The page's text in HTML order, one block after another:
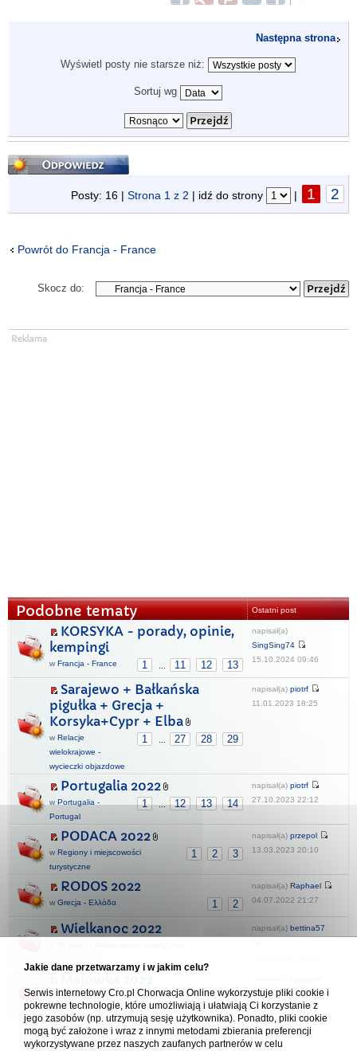
Następna strona
Wyświetl posty nie starsze niż:
Sortuj wg
Odpowiedz
Posty: 16 | Strona 1 z 2 | idź do strony | 1 2
Powrót do Francja - France
Skocz do:
Podobne tematy Ostatni post
KORSYKA - porady, opinie,
kempingi
1 11 12 13
w Francja - France
napisał(a)
SingSing74
15.10.2024 09:46
Sarajewo + Bałkańska
pigułka + Grecja +
Korsyka+Cypr + Elba
1 27 28 29
w Relacje
wielokrajowe -
wycieczki objazdowe
napisał(a) piotrf
11.01.2023 18:25
Portugalia 2022
1 ... 12 13 14
w Portugalia -
Portugal
napisał(a) piotrf
27.10.2023 22:12
PODACA 2022
1 2 3
w Regiony i miejscowości
turystyczne
napisał(a) przepol
13.03.2023 20:10
RODOS 2022
1 2
w Grecja - Ελλάδα
napisał(a) Raphael
04.07.2022 21:27
Wielkanoc 2022 napisał(a) bettina57
1 2
wRegiony i miejscowości turystyczne
19.05.2022 15:14
Jakie dane przetwarzamy i w jakim celu?
Serwis internetowy Cro.pl Chorwacja Online wykorzystuje pliki cookie i
pokrewne technologie, które umożliwiają i ułatwiają Ci korzystanie z
jego zasobów (np. utrzymują sesję użytkownika). Ponadto, pliki cookie
mogą być założone i wraz z innymi metodami zbierania preferencji
wykorzystywane przez naszych zaufanych partnerów w celu